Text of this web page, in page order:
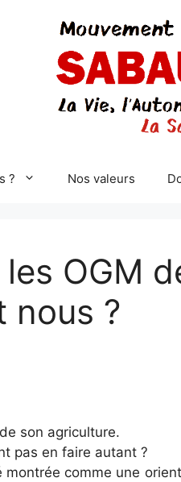
? Nos valeurs
OGM
nous ?
son agriculture.
pas en faire autant ?
montrée comme une